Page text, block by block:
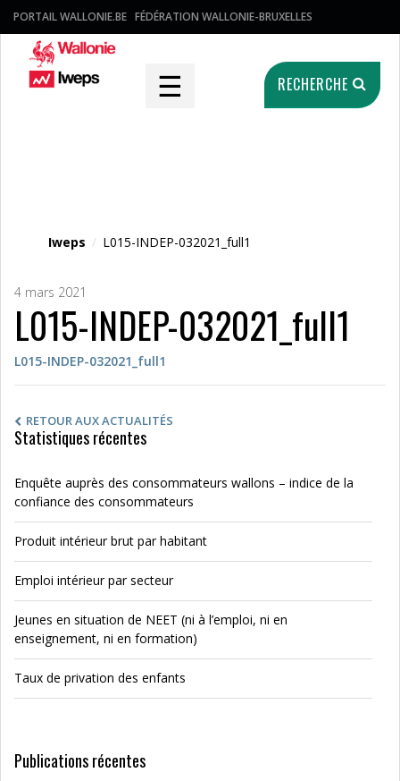
PORTAIL WALLONIE.BE FÉDÉRATION WALLONIE-BRUXELLES
☰ RECHERCHE
Iweps / L015-INDEP-032021_full1
4 mars 2021
L015-INDEP-032021_full1
L015-INDEP-032021_full1
RETOUR AUX ACTUALITÉS
Statistiques récentes
Enquête auprès des consommateurs wallons – indice de la
confiance des consommateurs
Produit intérieur brut par habitant
Emploi intérieur par secteur
Jeunes en situation de NEET (ni à l’emploi, ni en
enseignement, ni en formation)
Taux de privation des enfants
Publications récentes